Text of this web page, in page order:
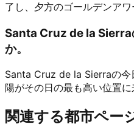
了し、夕方のゴールデンアワ
Santa Cruz de la Sierra
か。
Santa Cruz de la Sierraの今
陽がその日の最も高い位置に
関連する都市ペー